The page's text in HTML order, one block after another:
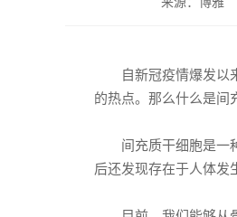
自新冠疫情爆发以
的热点。那么什么是间
间充质干细胞是一种
后还发现存在于人体发